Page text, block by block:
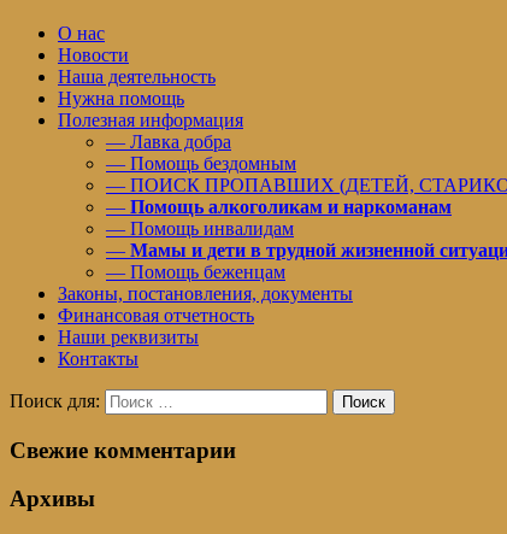
О нас
Новости
Наша деятельность
Нужна помощь
Полезная информация
— Лавка добра
— Помощь бездомным
— ПОИСК ПРОПАВШИХ (ДЕТЕЙ,
— Помощь алкоголикам и наркоманам
— Помощь инвалидам
— Мамы и дети в трудной жизненной
— Помощь беженцам
Законы, постановления, документы
Финансовая отчетность
Наши реквизиты
Контакты
Поиск для: Поиск
Свежие комментарии
Архивы